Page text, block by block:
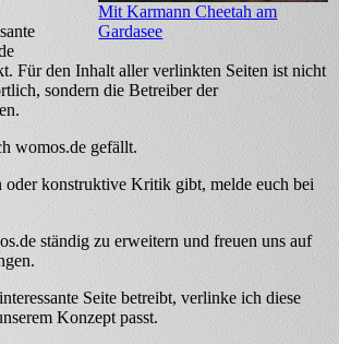
Mit Karmann Cheetah am
Gardasee
Für den Inhalt aller verlinkten Seiten ist nicht
sondern die Betreiber der
womos.de gefällt.
oder konstruktive Kritik gibt, melde euch bei
ständig zu erweitern und freuen uns auf
Seite betreibt, verlinke ich diese
Konzept passt.